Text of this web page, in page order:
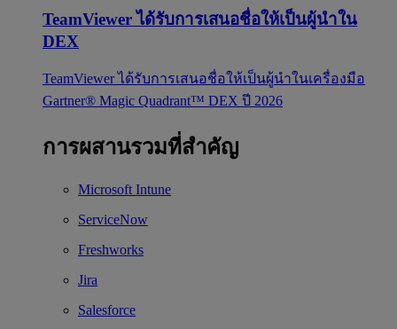
TeamViewer ได้รับการเสนอชื่อให้เป็นผู้นำใน
DEX
TeamViewer ได้รับการเสนอชื่อให้เป็นผู้นำในเครื่องมือ
Gartner® Magic Quadrant™ DEX ปี 2026
การผสานรวมที่สำคัญ
Microsoft Intune
ServiceNow
Freshworks
Jira
Salesforce